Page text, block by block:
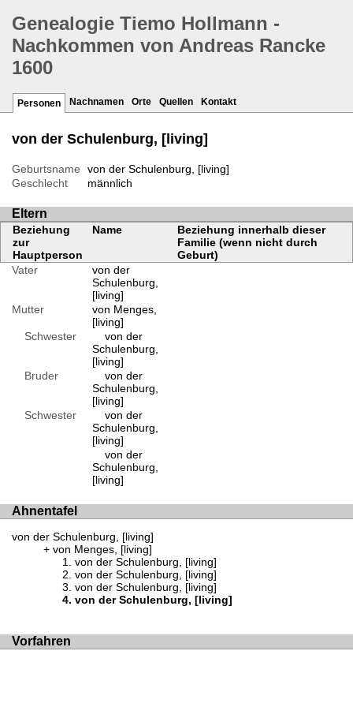
Genealogie Tiemo Hollmann -
Nachkommen von Andreas Rancke
1600
Personen Nachnamen Orte Quellen Kontakt
von der Schulenburg, [living]
Geburtsname
von der Schulenburg, [living]
Geschlecht
männlich
Eltern
Beziehung
zur
Hauptperson
Name
Beziehung innerhalb dieser
Familie (wenn nicht durch
Geburt)
Vater
von der
Schulenburg,
[living]
Mutter
von Menges,
[living]
Schwester
von der
Schulenburg,
[living]
Bruder
von der
Schulenburg,
[living]
Schwester
von der
Schulenburg,
[living]
von der
Schulenburg,
[living]
Ahnentafel
von der Schulenburg, [living]
von Menges, [living]
von der Schulenburg, [living]
von der Schulenburg, [living]
von der Schulenburg, [living]
von der Schulenburg, [living]
Vorfahren